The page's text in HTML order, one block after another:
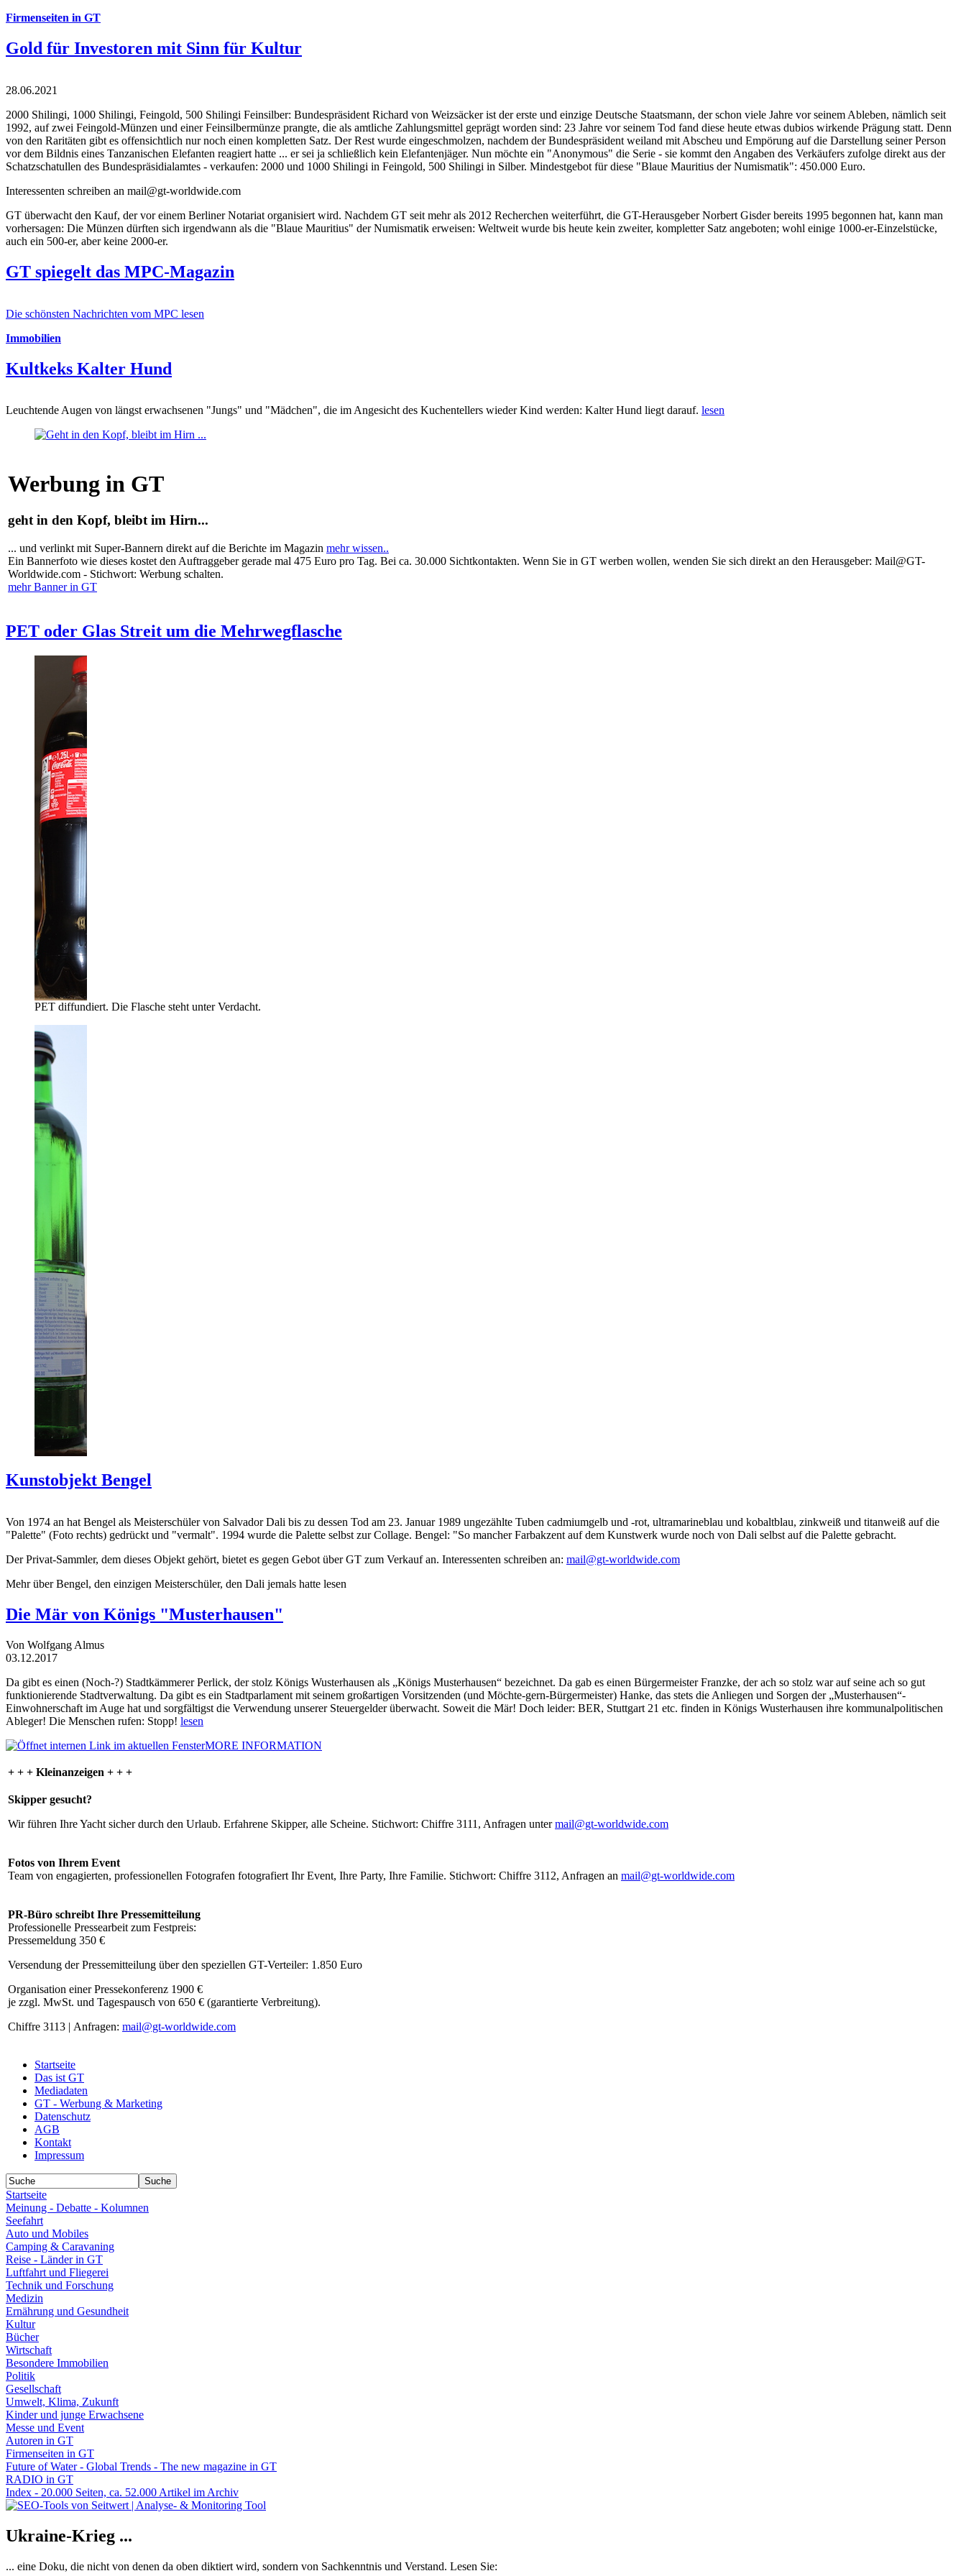
Firmenseiten in GT
Gold für Investoren mit Sinn für Kultur
28.06.2021
2000 Shilingi, 1000 Shilingi, Feingold, 500 Shilingi Feinsilber: Bundespräsident Richard von Weizsäcker ist der erste und einzige Deutsche Staatsmann, der schon viele Jahre vor seinem Ableben, nämlich seit
1992, auf zwei Feingold-Münzen und einer Feinsilbermünze prangte, die als amtliche Zahlungsmittel geprägt worden sind: 23 Jahre vor seinem Tod fand diese heute etwas dubios wirkende Prägung statt. Denn
von den Raritäten gibt es offensichtlich nur noch einen kompletten Satz. Der Rest wurde eingeschmolzen, nachdem der Bundespräsident weiland mit Abscheu und Empörung auf die Darstellung seiner Person
vor dem Bildnis eines Tanzanischen Elefanten reagiert hatte ... er sei ja schließlich kein Elefantenjäger. Nun möchte ein "Anonymous" die Serie - sie kommt den Angaben des Verkäufers zufolge direkt aus der
Schatzschatullen des Bundespräsidialamtes - verkaufen: 2000 und 1000 Shilingi in Feingold, 500 Shilingi in Silber. Mindestgebot für diese "Blaue Mauritius der Numismatik": 450.000 Euro.
Interessenten schreiben an mail@gt-worldwide.com
GT überwacht den Kauf, der vor einem Berliner Notariat organisiert wird. Nachdem GT seit mehr als 2012 Recherchen weiterführt, die GT-Herausgeber Norbert Gisder bereits 1995 begonnen hat, kann man
vorhersagen: Die Münzen dürften sich irgendwann als die "Blaue Mauritius" der Numismatik erweisen: Weltweit wurde bis heute kein zweiter, kompletter Satz angeboten; wohl einige 1000-er-Einzelstücke,
auch ein 500-er, aber keine 2000-er.
GT spiegelt das MPC-Magazin
Die schönsten Nachrichten vom MPC lesen
Immobilien
Kultkeks Kalter Hund
Leuchtende Augen von längst erwachsenen "Jungs" und "Mädchen", die im Angesicht des Kuchentellers wieder Kind werden: Kalter Hund liegt darauf. lesen
Werbung in GT
geht in den Kopf, bleibt im Hirn...
... und verlinkt mit Super-Bannern direkt auf die Berichte im Magazin mehr wissen..
Ein Bannerfoto wie dieses kostet den Auftraggeber gerade mal 475 Euro pro Tag. Bei ca. 30.000 Sichtkontakten. Wenn Sie in GT werben wollen, wenden Sie sich direkt an den Herausgeber: Mail@GT-
Worldwide.com - Stichwort: Werbung schalten.
mehr Banner in GT
PET oder Glas Streit um die Mehrwegflasche
PET diffundiert. Die Flasche steht unter Verdacht.
Kunstobjekt Bengel
Von 1974 an hat Bengel als Meisterschüler von Salvador Dali bis zu dessen Tod am 23. Januar 1989 ungezählte Tuben cadmiumgelb und -rot, ultramarineblau und kobaltblau, zinkweiß und titanweiß auf die
"Palette" (Foto rechts) gedrückt und "vermalt". 1994 wurde die Palette selbst zur Collage. Bengel: "So mancher Farbakzent auf dem Kunstwerk wurde noch von Dali selbst auf die Palette gebracht.
Der Privat-Sammler, dem dieses Objekt gehört, bietet es gegen Gebot über GT zum Verkauf an. Interessenten schreiben an: mail@gt-worldwide.com
Mehr über Bengel, den einzigen Meisterschüler, den Dali jemals hatte lesen
Die Mär von Königs "Musterhausen"
Von Wolfgang Almus
03.12.2017
Da gibt es einen (Noch-?) Stadtkämmerer Perlick, der stolz Königs Wusterhausen als „Königs Musterhausen“ bezeichnet. Da gab es einen Bürgermeister Franzke, der ach so stolz war auf seine ach so gut
funktionierende Stadtverwaltung. Da gibt es ein Stadtparlament mit seinem großartigen Vorsitzenden (und Möchte-gern-Bürgermeister) Hanke, das stets die Anliegen und Sorgen der „Musterhausen“-
Einwohnerschaft im Auge hat und sorgfältigst die Verwendung unserer Steuergelder überwacht. Soweit die Mär! Doch leider: BER, Stuttgart 21 etc. finden in Königs Wusterhausen ihre kommunalpolitischen
Ableger! Die Menschen rufen: Stopp! lesen
MORE INFORMATION
+ + + Kleinanzeigen + + +
Skipper gesucht?
Wir führen Ihre Yacht sicher durch den Urlaub. Erfahrene Skipper, alle Scheine. Stichwort: Chiffre 3111, Anfragen untermail@gt-worldwide.com
Fotos von Ihrem Event
Team von engagierten, professionellen Fotografen fotografiert Ihr Event, Ihre Party, Ihre Familie. Stichwort: Chiffre 3112, Anfragen an mail@gt-worldwide.com
PR-Büro schreibt Ihre Pressemitteilung
Professionelle Pressearbeit zum Festpreis:
Pressemeldung 350 €
Versendung der Pressemitteilung über den speziellen GT-Verteiler: 1.850 Euro
Organisation einer Pressekonferenz 1900 €
je zzgl. MwSt. und Tagespausch von 650 € (garantierte Verbreitung).
Chiffre 3113 | Anfragen: mail@gt-worldwide.com
Startseite
Das ist GT
Mediadaten
GT - Werbung & Marketing
Datenschutz
AGB
Kontakt
Impressum
Startseite
Meinung - Debatte - Kolumnen
Seefahrt
Auto und Mobiles
Camping & Caravaning
Reise - Länder in GT
Luftfahrt und Fliegerei
Technik und Forschung
Medizin
Ernährung und Gesundheit
Kultur
Bücher
Wirtschaft
Besondere Immobilien
Politik
Gesellschaft
Umwelt, Klima, Zukunft
Kinder und junge Erwachsene
Messe und Event
Autoren in GT
Firmenseiten in GT
Future of Water - Global Trends - The new magazine in GT
RADIO in GT
Index - 20.000 Seiten, ca. 52.000 Artikel im Archiv
Ukraine-Krieg ...
... eine Doku, die nicht von denen da oben diktiert wird, sondern von Sachkenntnis und Verstand. Lesen Sie: